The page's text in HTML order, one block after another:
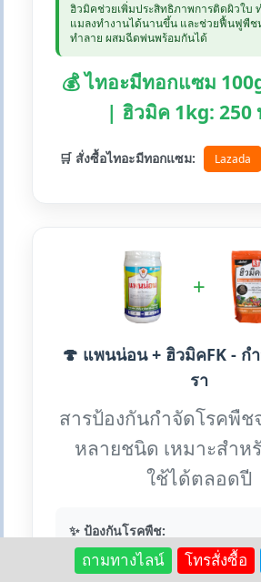
ฮิวมิคช่วยเพิ่มประสิทธิภาพการติดผิวใบ
แมลงทำงานได้นานขึ้น และช่วยฟื้นฟูพืช
ทำลาย ผสมฉีดพ่นพร้อมกันได้
💰 ไทอะมีทอกแซม
| ฮิวมิค 1kg: 250
🛒 สั่งซื้อไทอะมีทอกแซม: Lazada
+
🍄 แพนน่อน + ฮิวมิคFK - ก
รา
สารป้องกันกำจัดโรคพืช
หลายชนิด เหมาะสำห
ใช้ได้ตลอดปี
✨ ป้องกันโรคพืช:
• ใบไหม้ ใบจุด ใบติด กิ่งแห้ง
• ราน้ำค้าง ราสนิม ไปทอปธอร่า
ถามทางไลน์ โทรสั่งซื้อ